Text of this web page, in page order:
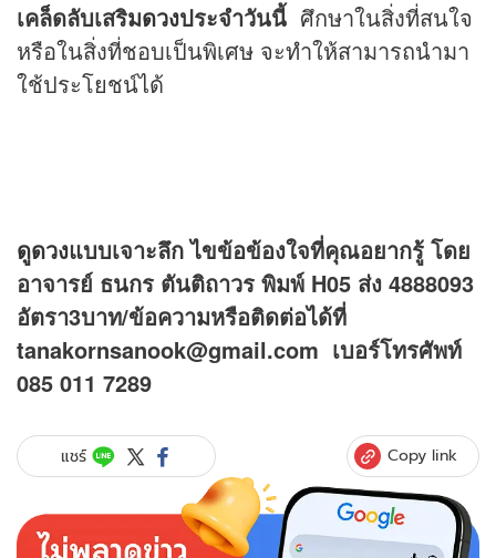
เคล็ดลับเสริมดวงประจำวันนี้ ศึกษาในสิ่งที่สนใจ
หรือในสิ่งที่ชอบเป็นพิเศษ จะทำให้สามารถนำมา
ใช้ประโยชน์ได้
ดูดวงแบบเจาะลึก ไขข้อข้องใจที่คุณอยากรู้ โดย
อาจารย์ ธนกร ตันติถาวร พิมพ์ H05 ส่ง 4888093
อัตรา3บาท/ข้อความหรือติดต่อได้ที่
tanakornsanook@gmail.com เบอร์โทรศัพท์
085 011 7289
แชร์ Copy link